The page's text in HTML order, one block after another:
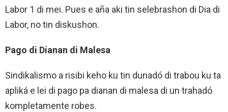
Labor 1 di mei. Pues e aña aki tin selebrashon di Dia di
Labor, no tin diskushon.
Pago di Dianan di Malesa
Sindikalismo a risibi keho ku tin dunadó di trabou ku ta
apliká e lei di pago pa dianan di malesa di un trahadó
kompletamente robes.